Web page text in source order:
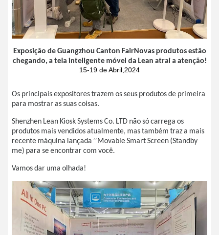
Exposição de Guangzhou Canton FairNovas produtos estão
chegando, a tela inteligente móvel da Lean atrai a atenção!
15-19 de Abril,2024
Os principais expositores trazem os seus produtos de primeira
para mostrar as suas coisas.
Shenzhen Lean Kiosk Systems Co. LTD não só carrega os
produtos mais vendidos atualmente, mas também traz a mais
recente máquina lançada ′′Movable Smart Screen (Standby
me) para se encontrar com você.
Vamos dar uma olhada!